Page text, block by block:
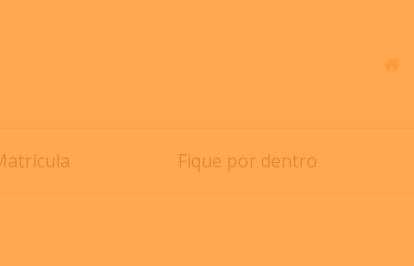
Fique por dentro